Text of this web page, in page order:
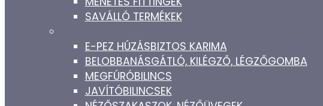
SAVÁLLÓ TERMÉKEK
E-PEZ HÚZÁSBIZTOS KARIMA
BELOBBANÁSGÁTLÓ, KILÉGZŐ, LÉGZŐGOMBA
MEGFÚRÓBILINCS
JAVÍTÓBILINCSEK